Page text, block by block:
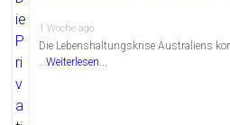
1 Woche ago
Die Lebenshaltungskrise Australiens
…Weiterlesen...